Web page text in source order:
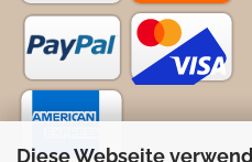
Diese Webseite